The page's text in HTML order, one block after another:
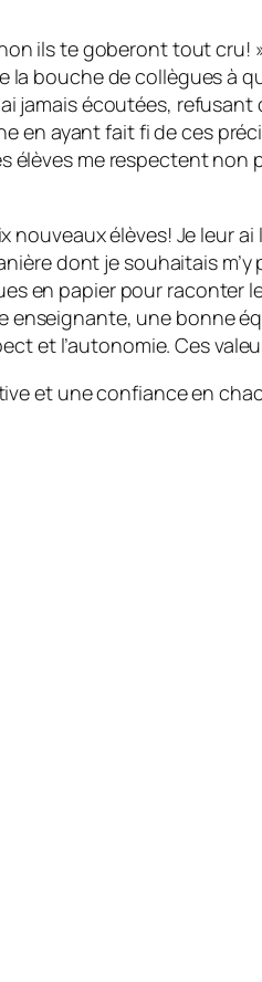
ils te goberont tout
bouche de collègues à
jamais écoutées,
en ayant fait fi de ces
me respectent non
nouveaux élèves! Je leur
dont je souhaitais
en papier pour raconter
une bonne
et l’autonomie. Ces
et une confiance en